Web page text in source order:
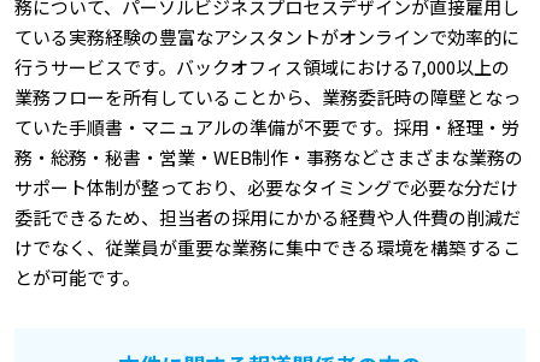
務について、パーソルビジネスプロセスデザインが直接雇用し
ている実務経験の豊富なアシスタントがオンラインで効率的に
行うサービスです。バックオフィス領域における7,000以上の
業務フローを所有していることから、業務委託時の障壁となっ
ていた手順書・マニュアルの準備が不要です。採用・経理・労
務・総務・秘書・営業・WEB制作・事務などさまざまな業務の
サポート体制が整っており、必要なタイミングで必要な分だけ
委託できるため、担当者の採用にかかる経費や人件費の削減だ
けでなく、従業員が重要な業務に集中できる環境を構築するこ
とが可能です。